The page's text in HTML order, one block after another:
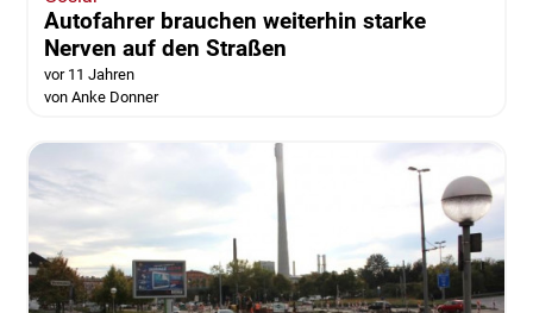
Autofahrer brauchen weiterhin starke
Nerven auf den Straßen
vor 11 Jahren
von Anke Donner